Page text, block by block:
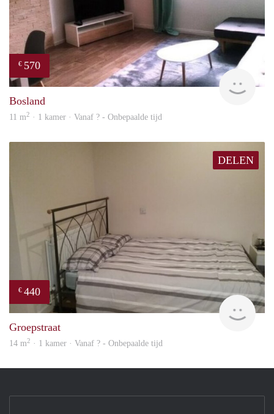
€ 570
Bosland
11 m2 · 1 kamer · Vanaf ? - Onbepaalde tijd
DELEN
€ 440
rent
Groepstraat
14 m2 · 1 kamer · Vanaf ? - Onbepaalde tijd